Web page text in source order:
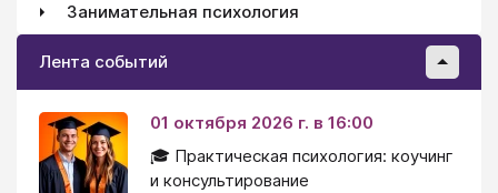
Занимательная психология
Лента событий
01 октября 2026 г. в 16:00
🎓 Практическая психология: коучинг
и консультирование